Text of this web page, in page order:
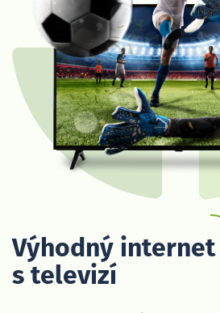
Výhodný internet
s televizí